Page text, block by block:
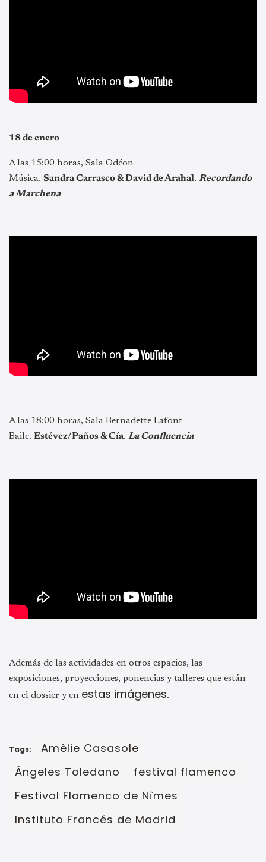
18 de enero
A las 15:00 horas, Sala Odéon
Música. Sandra Carrasco & David de Arahal. Recordando
a Marchena
A las 18:00 horas, Sala Bernadette Lafont
Baile. Estévez/Paños & Cía. La Confluencia
Además de las actividades en otros espacios, las
exposiciones, proyecciones, ponencias y talleres que están
en el dossier y en estas imágenes.
Tags:
Amèlie Casasole
Ángeles Toledano
festival flamenco
Festival Flamenco de Nîmes
Instituto Francés de Madrid